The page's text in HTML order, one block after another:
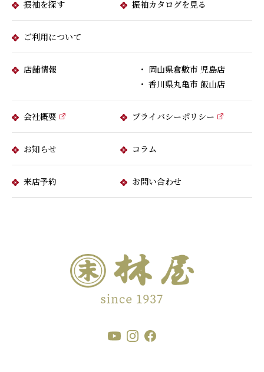
振袖を探す
振袖カタログを見る
ご利用について
店舗情報
・ 岡山県倉敷市 児島店
・ 香川県丸亀市 飯山店
会社概要 プライバシーポリシー
お知らせ コラム
来店予約 お問い合わせ